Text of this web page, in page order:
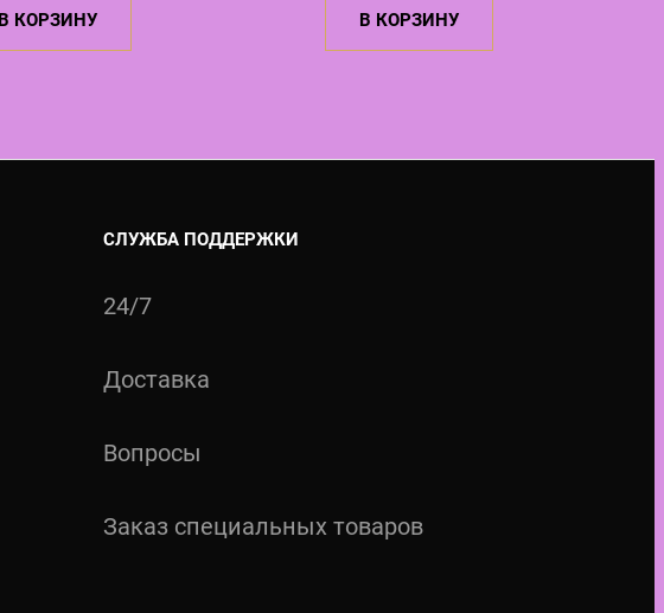
составляла
10,00 €.
В КОРЗИНУ
составляла
10,00 €.
В КОРЗИНУ
СЛУЖБА ПОДДЕРЖКИ
24/7
Доставка
Вопросы
Заказ специальных товаров